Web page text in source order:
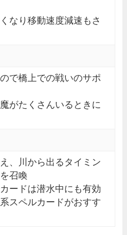
なり移動速度減速もさ
で橋上での戦いのサポ
がたくさんいるときに
、川から出るタイミン
召喚
ードは潜水中にも有効
スペルカードがおすす